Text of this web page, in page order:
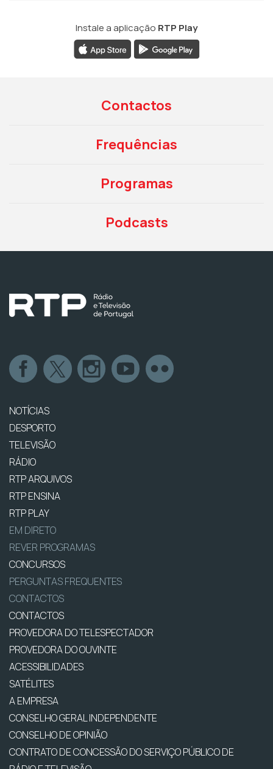
Instale a aplicação RTP Play
Contactos
Frequências
Programas
Podcasts
NOTÍCIAS
DESPORTO
TELEVISÃO
RÁDIO
RTP ARQUIVOS
RTP ENSINA
RTP PLAY
EM DIRETO
REVER PROGRAMAS
CONCURSOS
PERGUNTAS FREQUENTES
CONTACTOS
CONTACTOS
PROVEDORA DO TELESPECTADOR
PROVEDORA DO OUVINTE
ACESSIBILIDADES
SATÉLITES
A EMPRESA
CONSELHO GERAL INDEPENDENTE
CONSELHO DE OPINIÃO
CONTRATO DE CONCESSÃO DO SERVIÇO PÚBLICO DE